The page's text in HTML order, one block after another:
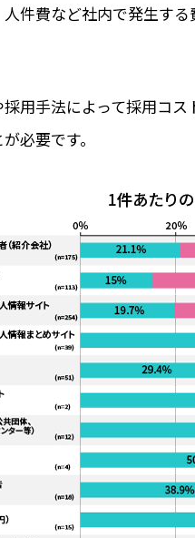
件費など社内で発生す
用手法によって採用コ
必要です。